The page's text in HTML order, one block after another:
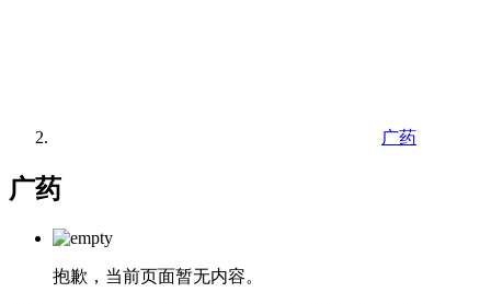
广药
广药
抱歉，当前页面暂无内容。